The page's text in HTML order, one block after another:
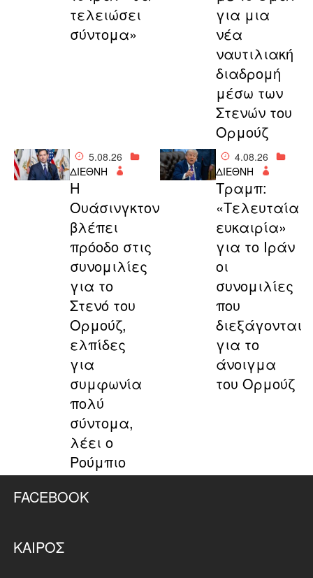
τελειώσει
σύντομα»
για μια
νέα
ναυτιλιακή
διαδρομή
μέσω των
Στενών του
Ορμούζ
5.08.26
ΔΙΕΘΝΗ
Η
Ουάσινγκτον
βλέπει
πρόοδο στις
συνομιλίες
για το
Στενό του
Ορμούζ,
ελπίδες
για
συμφωνία
πολύ
σύντομα,
λέει ο
Ρούμπιο
4.08.26
ΔΙΕΘΝΗ
Τραμπ:
«Τελευταία
ευκαιρία»
για το Ιράν
οι
συνομιλίες
που
διεξάγονται
για το
άνοιγμα
του Ορμούζ
FACEBOOK
ΚΑΙΡΌΣ